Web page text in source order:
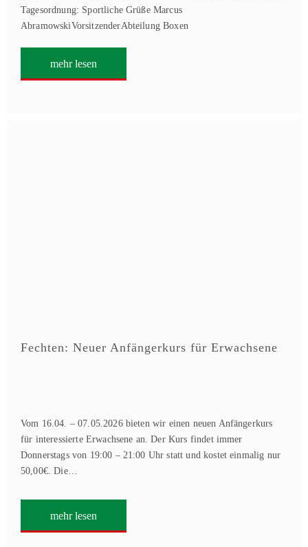
Tagesordnung: Sportliche Grüße Marcus
AbramowskiVorsitzenderAbteilung Boxen
mehr lesen
Fechten: Neuer Anfängerkurs für Erwachsene
Vom 16.04. – 07.05.2026 bieten wir einen neuen Anfängerkurs
für interessierte Erwachsene an. Der Kurs findet immer
Donnerstags von 19:00 – 21:00 Uhr statt und kostet einmalig nur
50,00€. Die…
mehr lesen